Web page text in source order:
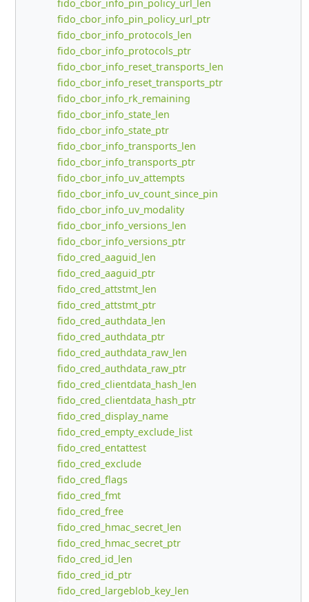
fido_cbor_info_pin_policy_url_len
fido_cbor_info_pin_policy_url_ptr
fido_cbor_info_protocols_len
fido_cbor_info_protocols_ptr
fido_cbor_info_reset_transports_len
fido_cbor_info_reset_transports_ptr
fido_cbor_info_rk_remaining
fido_cbor_info_state_len
fido_cbor_info_state_ptr
fido_cbor_info_transports_len
fido_cbor_info_transports_ptr
fido_cbor_info_uv_attempts
fido_cbor_info_uv_count_since_pin
fido_cbor_info_uv_modality
fido_cbor_info_versions_len
fido_cbor_info_versions_ptr
fido_cred_aaguid_len
fido_cred_aaguid_ptr
fido_cred_attstmt_len
fido_cred_attstmt_ptr
fido_cred_authdata_len
fido_cred_authdata_ptr
fido_cred_authdata_raw_len
fido_cred_authdata_raw_ptr
fido_cred_clientdata_hash_len
fido_cred_clientdata_hash_ptr
fido_cred_display_name
fido_cred_empty_exclude_list
fido_cred_entattest
fido_cred_exclude
fido_cred_flags
fido_cred_fmt
fido_cred_free
fido_cred_hmac_secret_len
fido_cred_hmac_secret_ptr
fido_cred_id_len
fido_cred_id_ptr
fido_cred_largeblob_key_len